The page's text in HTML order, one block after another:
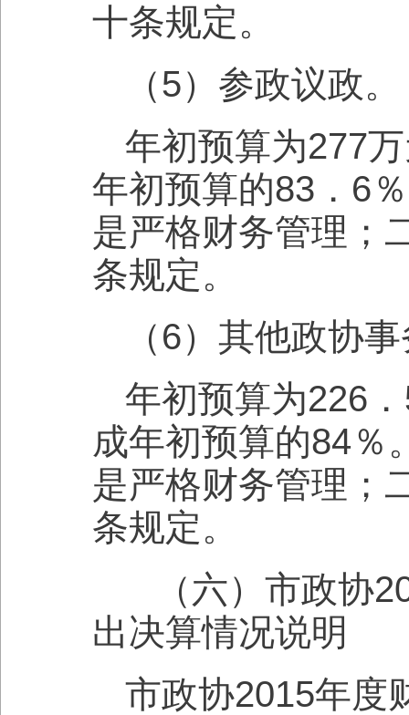
十条规定。
（5）参政议政。
年初预算为277
年初预算的83．6
是严格财务管理；
条规定。
（6）其他政协
年初预算为226
成年初预算的84％
是严格财务管理；
条规定。
（六）市政协
出决算情况说明
市政协2015年度